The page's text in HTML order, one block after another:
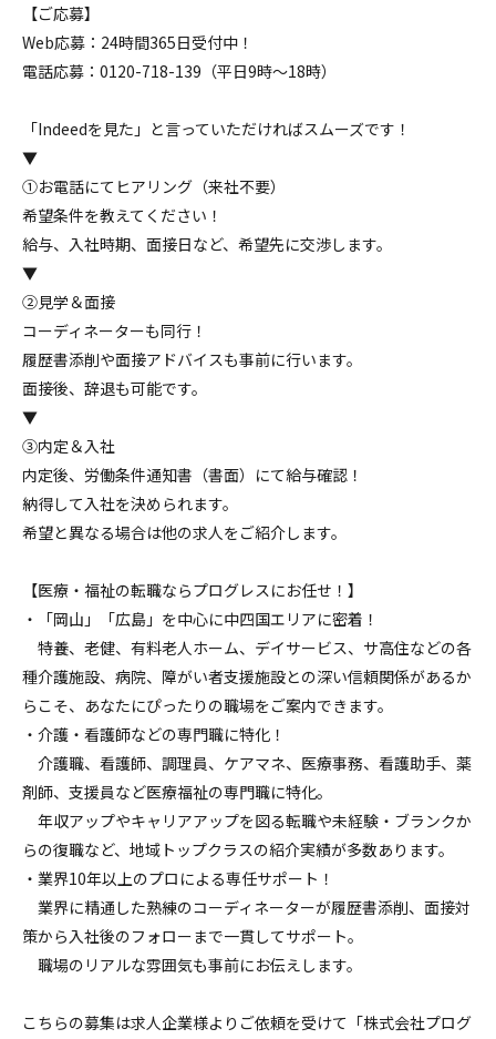
【ご応募】
Web応募：24時間365日受付中！
電話応募：0120-718-139（平日9時～18時）
「Indeedを見た」と言っていただければスムーズです！
▼
①お電話にてヒアリング（来社不要）
希望条件を教えてください！
給与、入社時期、面接日など、希望先に交渉します。
▼
②見学＆面接
コーディネーターも同行！
履歴書添削や面接アドバイスも事前に行います。
面接後、辞退も可能です。
▼
③内定＆入社
内定後、労働条件通知書（書面）にて給与確認！
納得して入社を決められます。
希望と異なる場合は他の求人をご紹介します。
【医療・福祉の転職ならプログレスにお任せ！】
・「岡山」「広島」を中心に中四国エリアに密着！
特養、老健、有料老人ホーム、デイサービス、サ高住などの各
種介護施設、病院、障がい者支援施設との深い信頼関係があるか
らこそ、あなたにぴったりの職場をご案内できます。
・介護・看護師などの専門職に特化！
介護職、看護師、調理員、ケアマネ、医療事務、看護助手、薬
剤師、支援員など医療福祉の専門職に特化。
年収アップやキャリアアップを図る転職や未経験・ブランクか
らの復職など、地域トップクラスの紹介実績が多数あります。
・業界10年以上のプロによる専任サポート！
業界に精通した熟練のコーディネーターが履歴書添削、面接対
策から入社後のフォローまで一貫してサポート。
職場のリアルな雰囲気も事前にお伝えします。
こちらの募集は求人企業様よりご依頼を受けて「株式会社プログ